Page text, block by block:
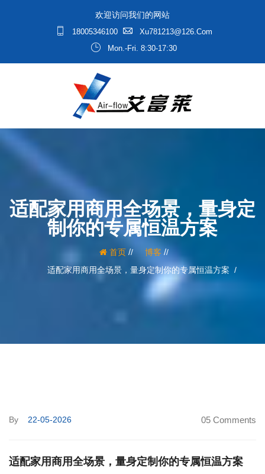
欢迎访问我们的网站
18005346100
Xu781213@126.com
Mon.-Fri. 8:30-17:30
适配家用商用全场景，量身定
制你的专属恒温方案
首页/ 博客 /
适配家用商用全场景，量身定制你的专属恒温方案
By 22-05-2026 05 Comments
适配家用商用全场景，量身定制你的专属恒温方案